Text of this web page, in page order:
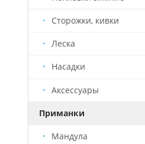
Сторожки, кивки
Леска
Насадки
Аксессуары
Приманки
Мандула
В наличии Артикул